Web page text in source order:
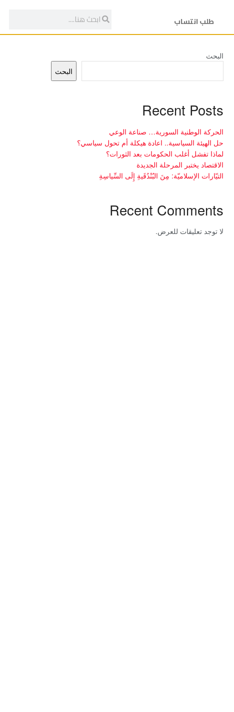
طلب انتساب
البحث
البحث
Recent Posts
الحركة الوطنية السورية… صناعة الوعي
حل الهيئة السياسية.. اعادة هيكلة أم تحول سياسي؟
لماذا تفشل أغلب الحكومات بعد الثورات؟
الاقتصاد يختبر المرحلة الجديدة
التيّارات الإسلاميّة: مِنَ البُنْدُقَيةِ إِلَى السِّياسِةِ
Recent Comments
لا توجد تعليقات للعرض.